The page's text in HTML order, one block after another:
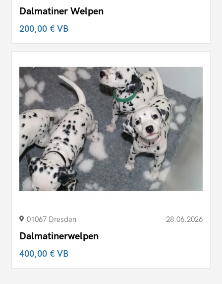
Dalmatiner Welpen
200,00 €VB
01067 Dresden 28.06.2026
Dalmatinerwelpen
400,00 €VB